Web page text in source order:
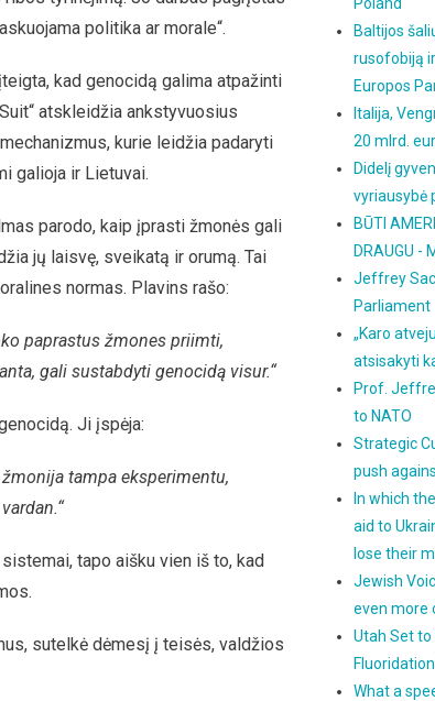
politika ar morale“.
kad genocidą galima atpažinti
atskleidžia ankstyvuosius
kurie leidžia padaryti
galioja ir Lietuvai.
parodo, kaip įprasti žmonės gali
jų laisvę, sveikatą ir orumą. Tai
normas. Plavins rašo:
paprastus žmones priimti,
gali sustabdyti genocidą visur.“
Ji įspėja:
tampa eksperimentu,
tapo aišku vien iš to, kad
sutelkė dėmesį į teisės, valdžios
Baltijos
rusofobiją
Europos
Italija,
20 mlrd.
Didelį
vyriausybė
BŪTI
DRAUGU -
Jeffrey
Parliament
„Karo
atsisakyti
Prof.
to NATO
Strategic
push
In which
aid to
lose their
Jewish
even more
Utah Set
What a